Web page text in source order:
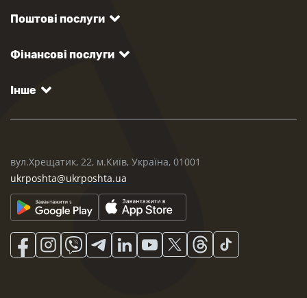
Поштові послуги
Фінансові послуги
Інше
вул.Хрещатик, 22, м.Київ, Україна, 01001
ukrposhta@ukrposhta.ua